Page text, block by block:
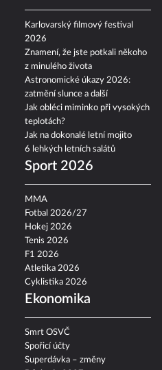
Karlovarský filmový festival
2026
Znamení, že jste potkali někoho
z minulého života
Astronomické úkazy 2026:
zatmění slunce a další
Jak obléci miminko při vysokých
teplotách?
Jak na dokonalé letní mojito
6 lehkých letních salátů
Sport 2026
MMA
Fotbal 2026/27
Hokej 2026
Tenis 2026
F1 2026
Atletika 2026
Cyklistika 2026
Ekonomika
Smrt OSVČ
Spořicí účty
Superdávka – změny